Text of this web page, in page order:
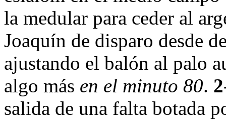
la medular para ceder al
Joaquín de disparo desde
ajustando el balón al palo
algo más en el minuto 80.
salida de una falta botada